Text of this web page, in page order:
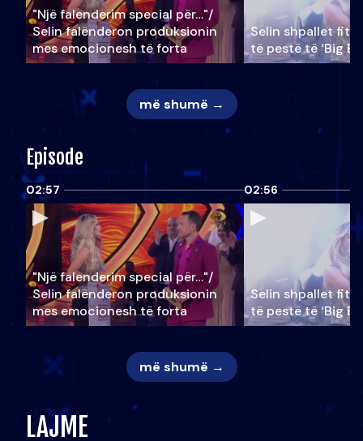
"Një falenderim special për…"/
Selin falënderon produksionin
mes emocionesh të forta
Selin shpallet
të pestë të ‘Big
më shumë →
Episode
02:57
"Një falenderim special për…"/
Selin falënderon produksionin
mes emocionesh të forta
02:56
Selin shpallet
të pestë të ‘Big
më shumë →
LAJME